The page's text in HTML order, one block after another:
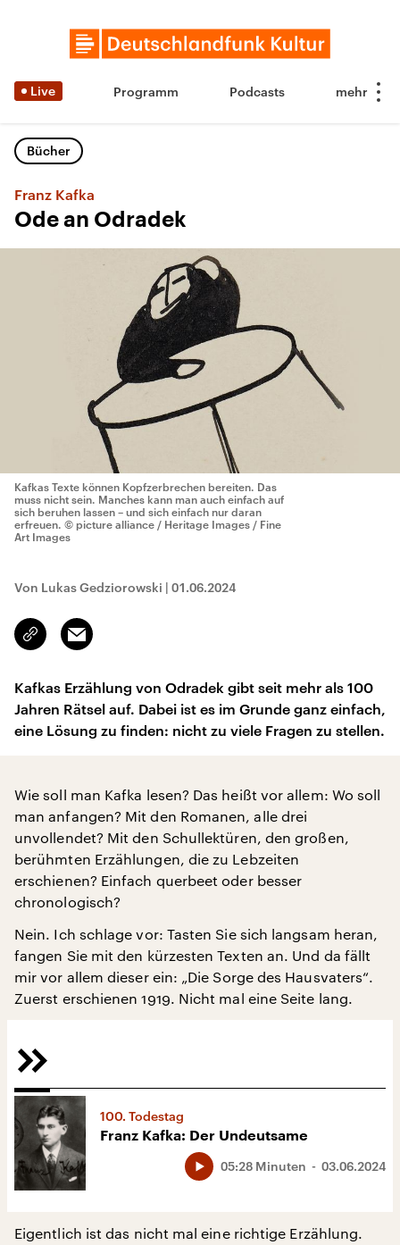
Live Programm Podcasts
Bücher
Franz Kafka
Ode an Odradek
Kafkas Texte können Kopfzerbrechen bereiten. Das
muss nicht sein. Manches kann man auch einfach auf
sich beruhen lassen – und sich einfach nur daran
erfreuen. © picture alliance / Heritage Images / Fine
Art Images
Von Lukas Gedziorowski | 01.06.2024
Link
kopieren/teilen
Email
Kafkas Erzählung von Odradek gibt seit mehr als 100
Jahren Rätsel auf. Dabei ist es im Grunde ganz einfach,
eine Lösung zu finden: nicht zu viele Fragen zu stellen.
Wie soll man Kafka lesen? Das heißt vor allem: Wo soll
man anfangen? Mit den Romanen, alle drei
unvollendet? Mit den Schullektüren, den großen,
berühmten Erzählungen, die zu Lebzeiten
erschienen? Einfach querbeet oder besser
chronologisch?
Nein. Ich schlage vor: Tasten Sie sich langsam heran,
fangen Sie mit den kürzesten Texten an. Und da fällt
mir vor allem dieser ein: „Die Sorge des Hausvaters“.
Zuerst erschienen 1919. Nicht mal eine Seite lang.
100. Todestag
Franz Kafka: Der Undeutsame
03.06.2024
05:28 Minuten
Eigentlich ist das nicht mal eine richtige Erzählung.